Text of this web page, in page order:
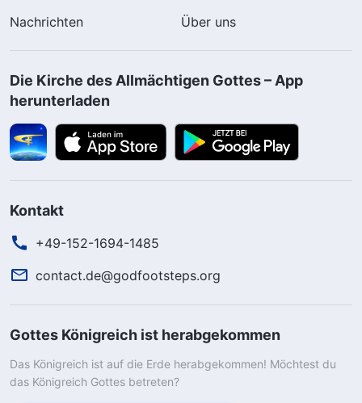
Nachrichten
Über uns
Die Kirche des Allmächtigen Gottes – App
herunterladen
Kontakt
+49-152-1694-1485
contact.de@godfootsteps.org
Gottes Königreich ist herabgekommen
Das Königreich ist auf die Erde herabgekommen! Möchtest du
das Königreich Gottes betreten?